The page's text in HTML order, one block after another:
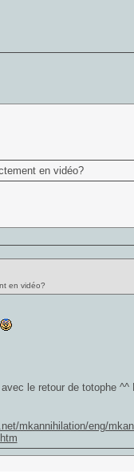
en vidéo?
en vidéo?
le retour de totophe
mkannihilation/eng/